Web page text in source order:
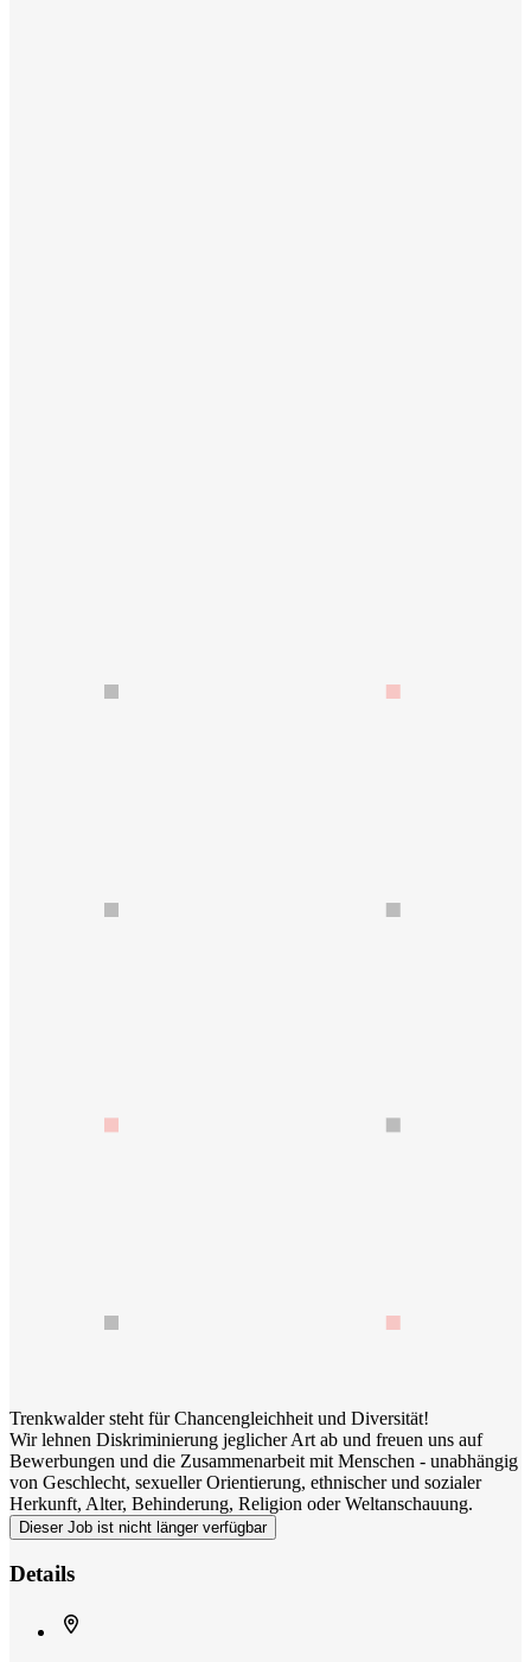
Trenkwalder steht für Chancengleichheit und Diversität!
Wir lehnen Diskriminierung jeglicher Art ab und freuen uns auf
Bewerbungen und die Zusammenarbeit mit Menschen - unabhängig
von Geschlecht, sexueller Orientierung, ethnischer und sozialer
Herkunft, Alter, Behinderung, Religion oder Weltanschauung.
Dieser Job ist nicht länger verfügbar
Details